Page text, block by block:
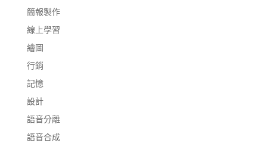
簡報製作
線上學習
繪圖
行銷
記憶
設計
語音分離
語音合成